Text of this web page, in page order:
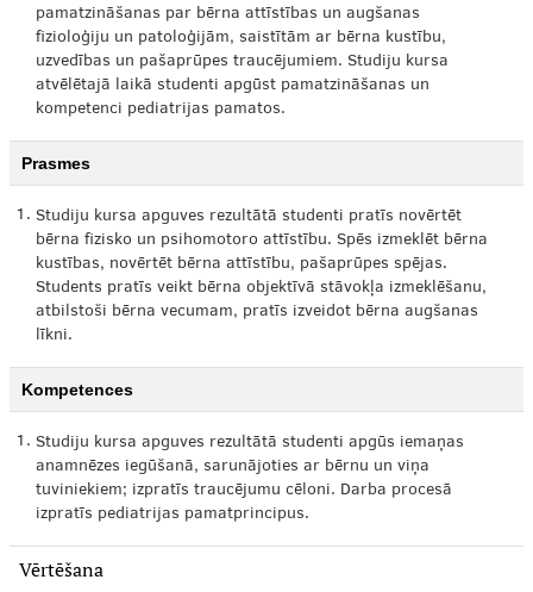
pamatzināšanas par bērna attīstības un augšanas
fizioloģiju un patoloģijām, saistītām ar bērna kustību,
uzvedības un pašaprūpes traucējumiem. Studiju kursa
atvēlētajā laikā studenti apgūst pamatzināšanas un
kompetenci pediatrijas pamatos.
Prasmes
1. Studiju kursa apguves rezultātā studenti pratīs novērtēt
bērna fizisko un psihomotoro attīstību. Spēs izmeklēt bērna
kustības, novērtēt bērna attīstību, pašaprūpes spējas.
Students pratīs veikt bērna objektīvā stāvokļa izmeklēšanu,
atbilstoši bērna vecumam, pratīs izveidot bērna augšanas
līkni.
Kompetences
1. Studiju kursa apguves rezultātā studenti apgūs iemaņas
anamnēzes iegūšanā, sarunājoties ar bērnu un viņa
tuviniekiem; izpratīs traucējumu cēloni. Darba procesā
izpratīs pediatrijas pamatprincipus.
Vērtēšana